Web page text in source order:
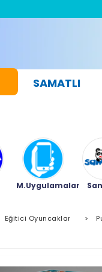
SAMATLI
M.Uygulamalar
Eğitici Oyuncaklar >